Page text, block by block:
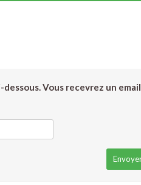
Vous recevrez un email